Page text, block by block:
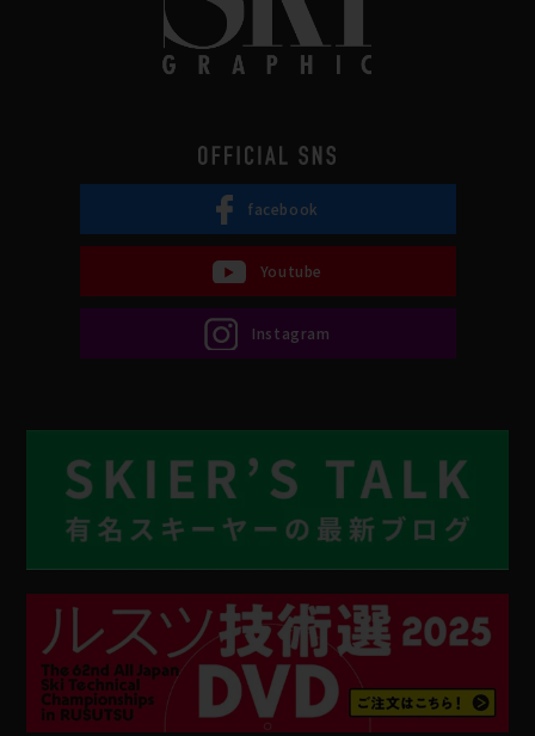
facebook
Youtube
Instagram